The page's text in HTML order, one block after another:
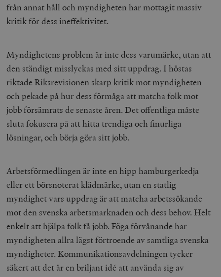
från annat håll och myndigheten har mottagit massiv
kritik för dess ineffektivitet.
Myndighetens problem är inte dess varumärke, utan att
den ständigt misslyckas med sitt uppdrag. I höstas
riktade Riksrevisionen skarp kritik mot myndigheten
och pekade på hur dess förmåga att matcha folk mot
jobb försämrats de senaste åren. Det offentliga måste
sluta fokusera på att hitta trendiga och finurliga
lösningar, och börja göra sitt jobb.
Arbetsförmedlingen är inte en hipp hamburgerkedja
eller ett börsnoterat klädmärke, utan en statlig
myndighet vars uppdrag är att matcha arbetssökande
mot den svenska arbetsmarknaden och dess behov. Helt
enkelt att hjälpa folk få jobb. Föga förvånande har
myndigheten allra lägst förtroende av samtliga svenska
myndigheter. Kommunikationsavdelningen tycker
säkert att det är en briljant idé att använda sig av